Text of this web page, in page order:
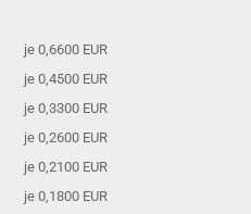
je 0,6600 EUR
je 0,4500 EUR
je 0,3300 EUR
je 0,2600 EUR
je 0,2100 EUR
je 0,1800 EUR